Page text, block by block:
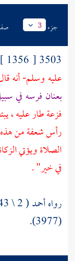
جزء 3
3503 [ 1356 ] وعن
عليه وسلم- أنه
بعنان فرسه في
فزعة طار عليه ،
رأس شعفة من هذه
الصلاة ويؤتي
في خير" .
(3977).